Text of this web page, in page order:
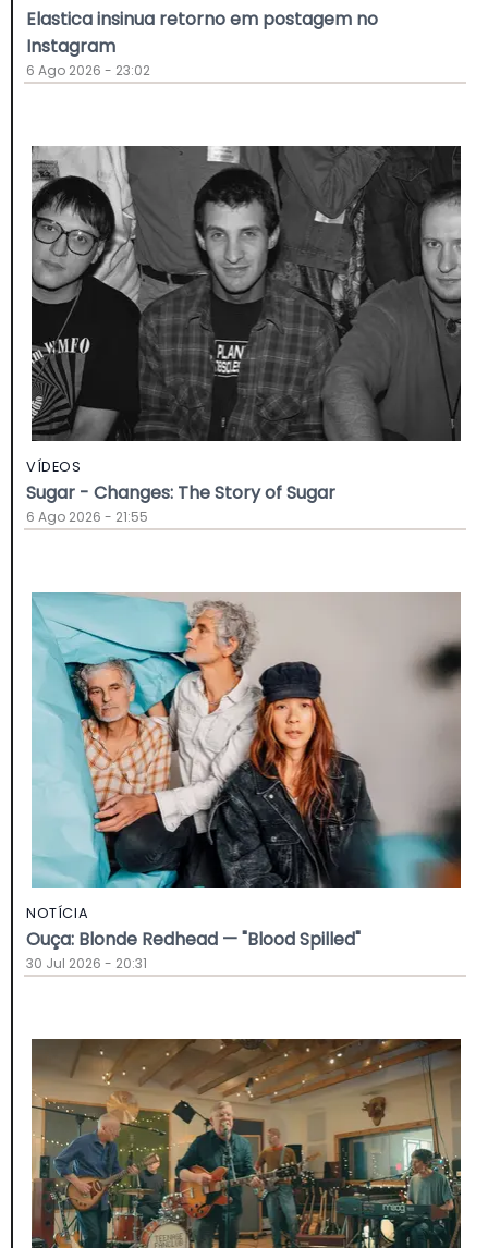
Elastica insinua retorno em postagem no
Instagram
6 Ago 2026 - 23:02
VÍDEOS
Sugar - Changes: The Story of Sugar
6 Ago 2026 - 21:55
NOTÍCIA
Ouça: Blonde Redhead — "Blood Spilled"
30 Jul 2026 - 20:31